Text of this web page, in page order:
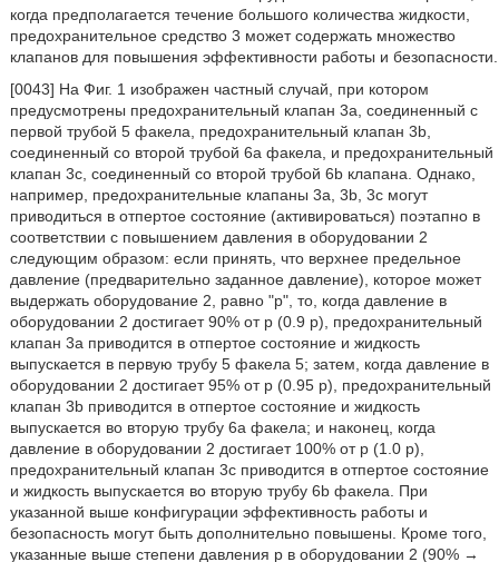
когда предполагается течение большого количества жидкости,
предохранительное средство 3 может содержать множество
клапанов для повышения эффективности работы и безопасности.
[0043] На Фиг. 1 изображен частный случай, при котором
предусмотрены предохранительный клапан 3а, соединенный с
первой трубой 5 факела, предохранительный клапан 3b,
соединенный со второй трубой 6а факела, и предохранительный
клапан 3с, соединенный со второй трубой 6b клапана. Однако,
например, предохранительные клапаны 3а, 3b, 3с могут
приводиться в отпертое состояние (активироваться) поэтапно в
соответствии с повышением давления в оборудовании 2
следующим образом: если принять, что верхнее предельное
давление (предварительно заданное давление), которое может
выдержать оборудование 2, равно "р", то, когда давление в
оборудовании 2 достигает 90% от р (0.9 р), предохранительный
клапан 3а приводится в отпертое состояние и жидкость
выпускается в первую трубу 5 факела 5; затем, когда давление в
оборудовании 2 достигает 95% от р (0.95 р), предохранительный
клапан 3b приводится в отпертое состояние и жидкость
выпускается во вторую трубу 6а факела; и наконец, когда
давление в оборудовании 2 достигает 100% от р (1.0 р),
предохранительный клапан 3с приводится в отпертое состояние
и жидкость выпускается во вторую трубу 6b факела. При
указанной выше конфигурации эффективность работы и
безопасность могут быть дополнительно повышены. Кроме того,
указанные выше степени давления р в оборудовании 2 (90% →